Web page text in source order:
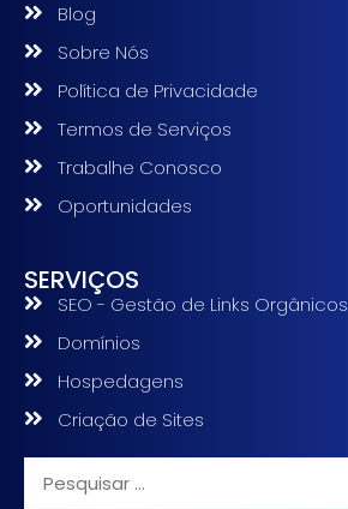
Blog
Sobre Nós
Política de Privacidade
Termos de Serviços
Trabalhe Conosco
Oportunidades
SERVIÇOS
SEO - Gestão de Links Orgânicos
Domínios
Hospedagens
Criação de Sites